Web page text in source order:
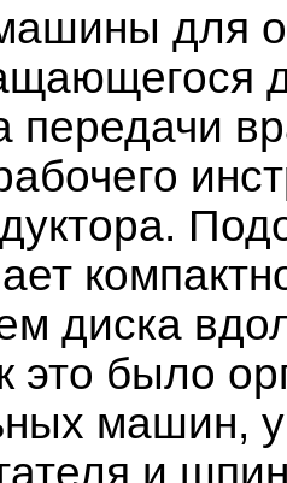
для
передачи
диска
это было
машин, у
и